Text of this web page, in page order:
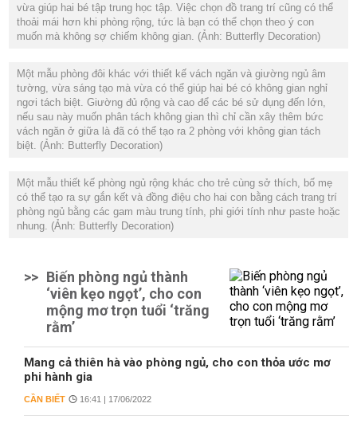
vừa giúp hai bé tập trung học tập. Việc chọn đồ trang trí cũng có thể
thoải mái hơn khi phòng rộng, tức là bạn có thể chọn theo ý con
muốn mà không sợ chiếm không gian. (Ảnh: Butterfly Decoration)
tường, vừa sáng tạo mà vừa có thể giúp hai bé có không gian nghỉ
ngơi tách biệt. Giường đủ rộng và cao để các bé sử dụng đến lớn,
nếu sau này muốn phân tách không gian thì chỉ cần xây thêm bức
vách ngăn ở giữa là đã có thể tạo ra 2 phòng với không gian tách
biệt. (Ảnh: Butterfly Decoration)
có thể tạo ra sự gắn kết và đồng điệu cho hai con bằng cách trang trí
phòng ngủ bằng các gam màu trung tính, phi giới tính như paste hoặc
nhung. (Ảnh: Butterfly Decoration)
>> Biến phòng ngủ thành
‘viên kẹo ngọt’, cho con
mộng mơ trọn tuổi ‘trăng
rằm’
Mang cả thiên hà vào phòng ngủ, cho con thỏa ước mơ
phi hành gia
CẦN BIẾT 16:41 | 17/06/2022